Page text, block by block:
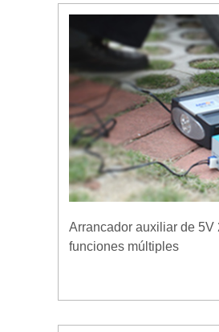
Arrancador auxiliar de 5V
funciones múltiples